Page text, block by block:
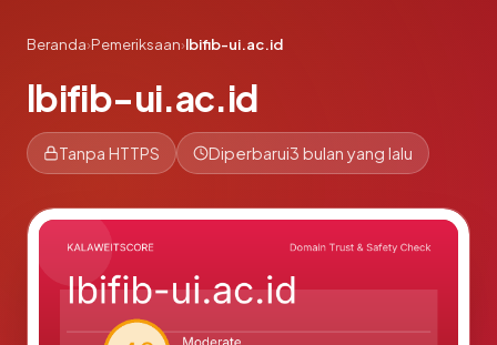
Beranda›Pemeriksaan›lbifib-ui.ac.id
lbifib-ui.ac.id
Tanpa HTTPS Diperbarui3 bulan yang lalu